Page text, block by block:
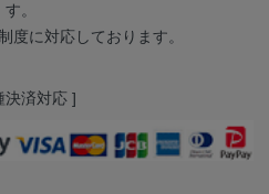
す。
度に対応しております。
決済対応 ]